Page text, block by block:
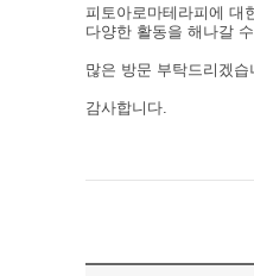
피토아로마테라피에 대
다양한 활동을 해나갈
많은 방문 부탁드리겠습
감사합니다.